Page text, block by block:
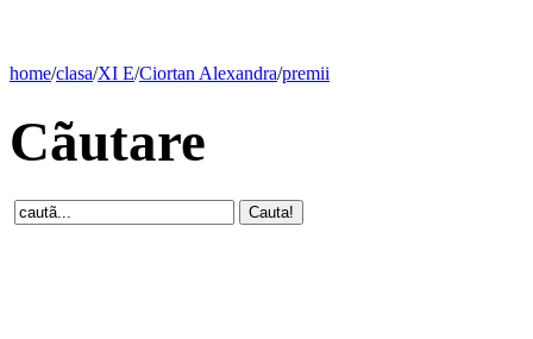
home/clasa/XI E/Ciortan Alexandra/premii
Cãutare